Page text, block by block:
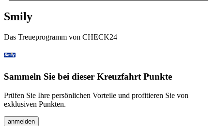
Smily
Das Treueprogramm von CHECK24
Sammeln Sie bei dieser Kreuzfahrt Punkte
Prüfen Sie Ihre persönlichen Vorteile und profitieren Sie von
exklusiven Punkten.
anmelden